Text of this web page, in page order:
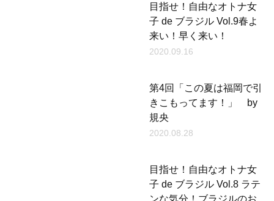
目指せ！自由なオトナ女
子 de ブラジル Vol.9春よ
来い！早く来い！
2020.09.16
第4回「この夏は福岡で引
きこもってます！」 by
規央
2020.08.28
目指せ！自由なオトナ女
子 de ブラジル Vol.8 ラテ
ンな気分！ブラジルのお